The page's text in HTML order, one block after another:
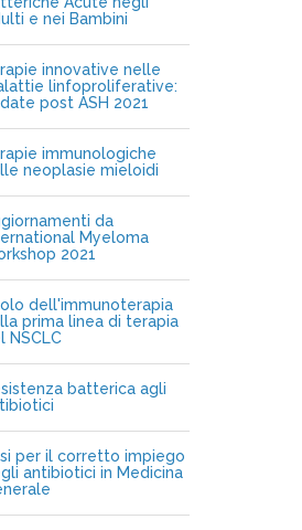
e nei Bambini
innovative nelle
linfoproliferative:
post ASH 2021
immunologiche
neoplasie mieloidi
da
Myeloma
2021
dell'immunoterapia
prima linea di terapia
NSCLC
batterica agli
per il corretto impiego
antibiotici in Medicina